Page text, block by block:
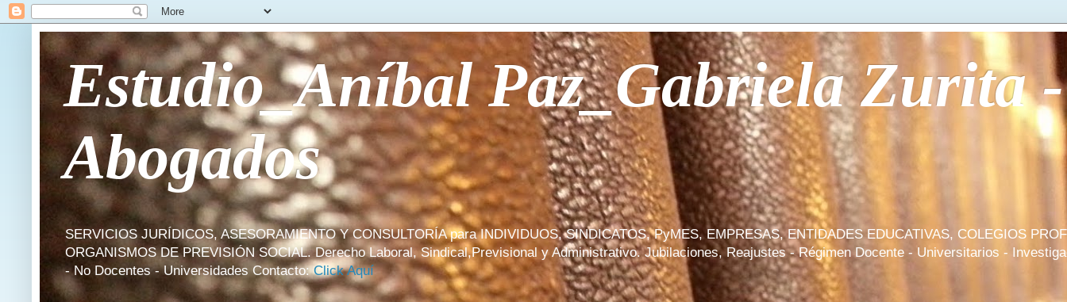
Estudio_Aníbal Paz_Gabriela Zurita -
Abogados
SERVICIOS JURÍDICOS, ASESORAMIENTO Y CONSULTORÍA para INDIVIDUOS, SINDICATOS, PyMES, EMPRESAS, ENTIDADES EDUCATIVAS, COLEGIOS
ORGANISMOS DE PREVISIÓN SOCIAL. Derecho Laboral, Sindical,Previsional y Administrativo. Jubilaciones, Reajustes - Régimen Docente - Universitarios -
- No Docentes - Universidades Contacto:Click Aquí